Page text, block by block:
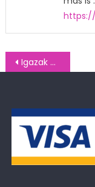
Bejegyzés
Igazak Társasága kutatás: Ukrajnai háború hatásai (2024. május 21-23.)